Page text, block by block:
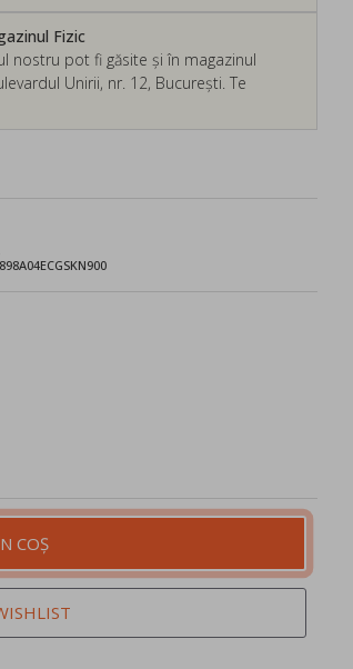
Fizic
nostru pot fi găsite și în magazinul
Unirii, nr. 12, București. Te
COŞ